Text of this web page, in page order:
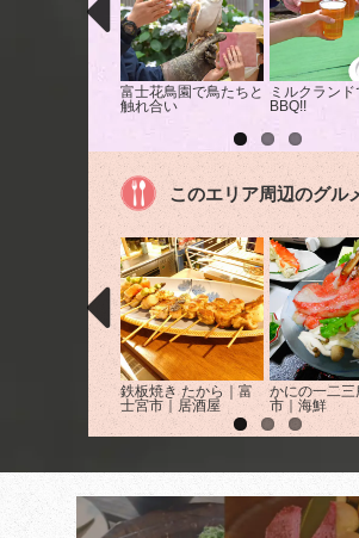
富士花鳥園で鳥たちと
触れ合い
ミルクランド
BBQ!!
このエリア周辺のグル
鉄板焼き たから｜富
士宮市｜居酒屋
かにの一二三
市｜海鮮